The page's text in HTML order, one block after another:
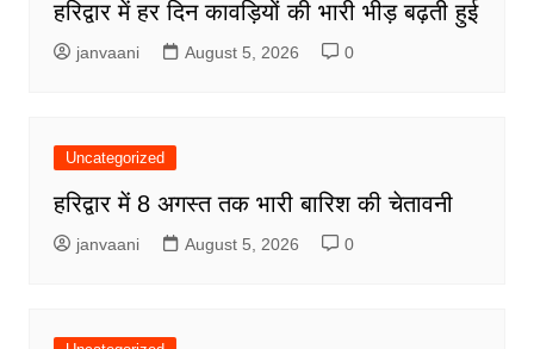
हरिद्वार में हर दिन कावड़ियों की भारी भीड़ बढ़ती हुई
janvaani August 5, 2026 0
Uncategorized
हरिद्वार में 8 अगस्त तक भारी बारिश की चेतावनी
janvaani August 5, 2026 0